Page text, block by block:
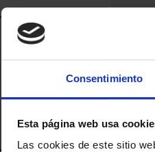
Consentimiento
Esta página web usa
Las cookies de este sitio
DE PRODUCENT
LUIGI GUFFANTI
MONS FROMAGER
NEAL'S YARD DAIRY
ROLF BEELER
THE FINE CHEESE CO.
XAVIER